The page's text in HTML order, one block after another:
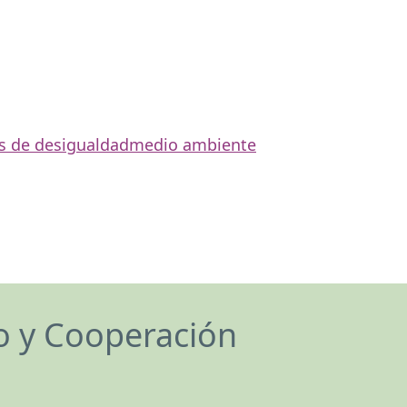
de desigualdadmedio ambiente
y Cooperación